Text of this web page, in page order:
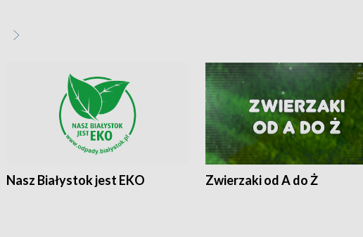
Nasz Białystok jest EKO Zwierzaki od A do Ż